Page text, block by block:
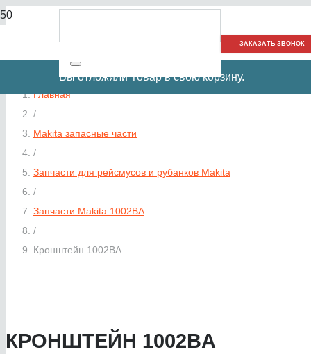
ЗАКАЗАТЬ ЗВОНОК
Вы отложилиТоварв свою корзину.
Главная
/
Makita запасные части
/
Запчасти для рейсмусов и рубанков Makita
/
Запчасти Makita 1002BA
/
Кронштейн 1002BA
КРОНШТЕЙН 1002BA